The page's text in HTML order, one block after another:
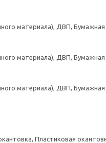
материала), ДВП, Бумажная
материала), ДВП, Бумажная
материала), ДВП, Бумажная
Пластиковая